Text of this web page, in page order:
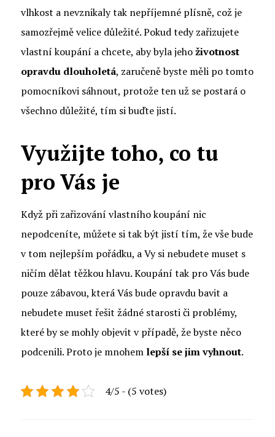
vlhkost a nevznikaly tak nepříjemné plísně, což je
samozřejmě velice důležité. Pokud tedy zařizujete
vlastní koupání a chcete, aby byla jehoživotnost
opravdu dlouholetá, zaručeně byste měli po tomto
pomocníkovi sáhnout, protože ten už se postará o
všechno důležité, tím si buďte jistí.
Využijte toho, co tu
pro Vás je
Když při zařizování vlastního koupání nic
nepodceníte, můžete si tak být jistí tím, že vše bude
v tom nejlepším pořádku, a Vy si nebudete muset s
ničím dělat těžkou hlavu. Koupání tak pro Vás bude
pouze zábavou, která Vás bude opravdu bavit a
nebudete muset řešit žádné starosti či problémy,
které by se mohly objevit v případě, že byste něco
podcenili. Proto je mnohem lepší se jim vyhnout.
4/5 - (5 votes)